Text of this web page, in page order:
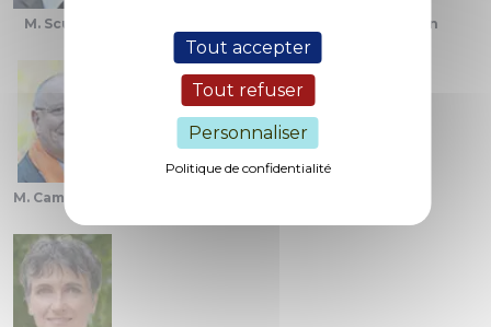
Tout accepter
Tout refuser
Personnaliser
Politique de confidentialité
M. Scuderi Mme. Isler Beguin
M. Cambianica